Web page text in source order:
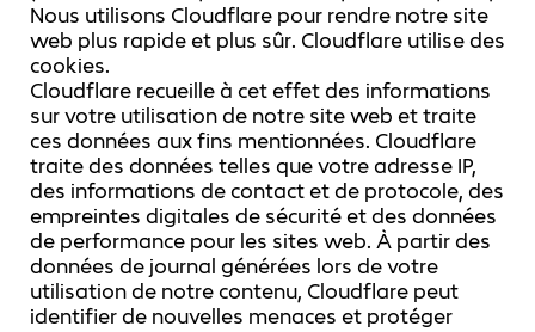
Nous utilisons Cloudflare pour rendre notre site
web plus rapide et plus sûr. Cloudflare utilise des
cookies.
Cloudflare recueille à cet effet des informations
sur votre utilisation de notre site web et traite
ces données aux fins mentionnées. Cloudflare
traite des données telles que votre adresse IP,
des informations de contact et de protocole, des
empreintes digitales de sécurité et des données
de performance pour les sites web. À partir des
données de journal générées lors de votre
utilisation de notre contenu, Cloudflare peut
identifier de nouvelles menaces et protéger